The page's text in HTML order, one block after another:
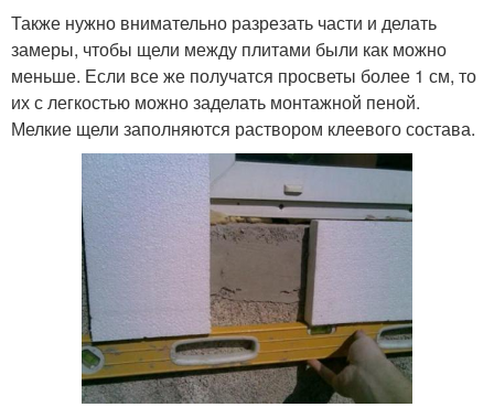
Также нужно внимательно разрезать части и делать
замеры, чтобы щели между плитами были как можно
меньше. Если все же получатся просветы более 1 см, то
их с легкостью можно заделать монтажной пеной.
Мелкие щели заполняются раствором клеевого состава.